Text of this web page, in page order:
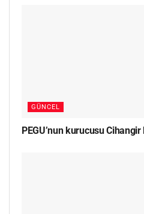
GÜNCEL
PEGU’nun kurucusu